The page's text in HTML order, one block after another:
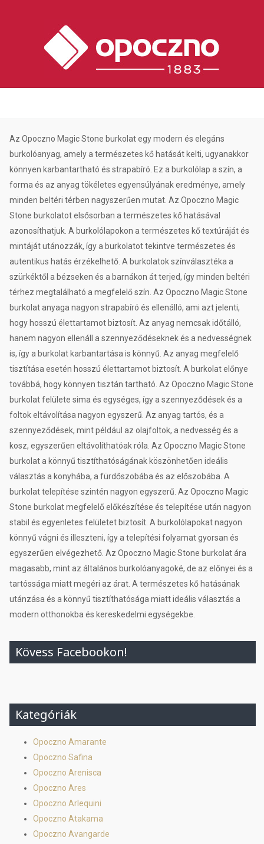
Az Opoczno Magic Stone burkolat egy modern és elegáns
burkolóanyag, amely a természetes kő hatását kelti, ugyanakkor
könnyen karbantartható és strapabíró. Ez a burkolólap a szín, a
forma és az anyag tökéletes egyensúlyának eredménye, amely
minden beltéri térben nagyszerűen mutat. Az Opoczno Magic
Stone burkolatot elsősorban a természetes kő hatásával
azonosíthatjuk. A burkolólapokon a természetes kő textúráját és
mintáját utánozzák, így a burkolatot tekintve természetes és
autentikus hatás érzékelhető. A burkolatok színválasztéka a
szürkéktől a bézseken és a barnákon át terjed, így minden beltéri
térhez megtalálható a megfelelő szín. Az Opoczno Magic Stone
burkolat anyaga nagyon strapabíró és ellenálló, ami azt jelenti,
hogy hosszú élettartamot biztosít. Az anyag nemcsak időtálló,
hanem nagyon ellenáll a szennyeződéseknek és a nedvességnek
is, így a burkolat karbantartása is könnyű. Az anyag megfelelő
tisztítása esetén hosszú élettartamot biztosít. A burkolat előnye
továbbá, hogy könnyen tisztán tartható. Az Opoczno Magic Stone
burkolat felülete sima és egységes, így a szennyeződések és a
foltok eltávolítása nagyon egyszerű. Az anyag tartós, és a
szennyeződések, mint például az olajfoltok, a nedvesség és a
kosz, egyszerűen eltávolíthatóak róla. Az Opoczno Magic Stone
burkolat a könnyű tisztíthatóságának köszönhetően ideális
választás a konyhába, a fürdőszobába és az előszobába. A
burkolat telepítése szintén nagyon egyszerű. Az Opoczno Magic
Stone burkolat megfelelő előkészítése és telepítése után nagyon
stabil és egyenletes felületet biztosít. A burkolólapokat nagyon
könnyű vágni és illeszteni, így a telepítési folyamat gyorsan és
egyszerűen elvégezhető. Az Opoczno Magic Stone burkolat ára
magasabb, mint az általános burkolóanyagoké, de az előnyei és a
tartóssága miatt megéri az árat. A természetes kő hatásának
utánzása és a könnyű tisztíthatósága miatt ideális választás a
modern otthonokba és kereskedelmi egységekbe.
Kövess Facebookon!
Kategóriák
Opoczno Amarante
Opoczno Safina
Opoczno Arenisca
Opoczno Ares
Opoczno Arlequini
Opoczno Atakama
Opoczno Avangarde